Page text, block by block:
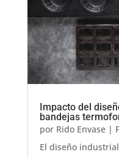
Impacto del
bandejas
por Rido Envase|
El diseño